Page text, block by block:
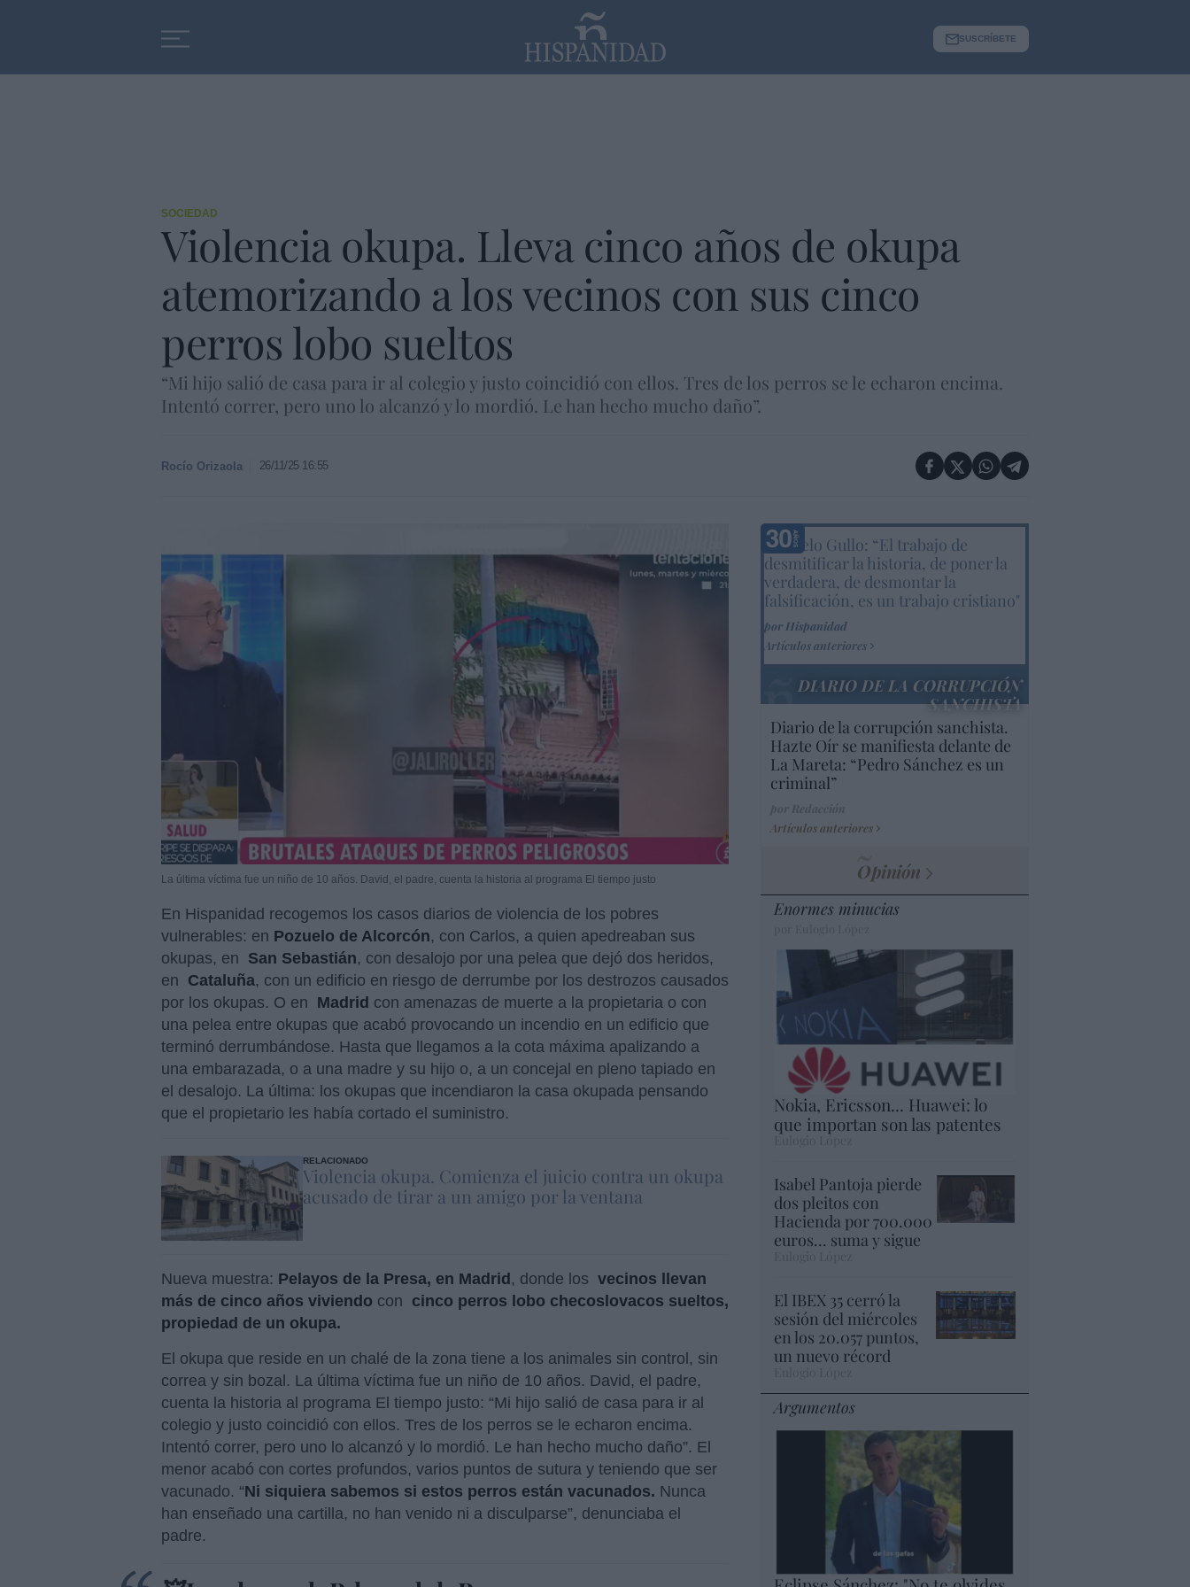
SUSCRÍBETE
SOCIEDAD
Violencia okupa. Lleva cinco años de okupa
atemorizando a los vecinos con sus cinco
perros lobo sueltos
“Mi hijo salió de casa para ir al colegio y justo coincidió con ellos. Tres de los perros se le echaron encima.
Intentó correr, pero uno lo alcanzó y lo mordió. Le han hecho mucho daño”.
Rocío Orizaola 26/11/25 16:55
La última víctima fue un niño de 10 años. David, el padre, cuenta la historia al programa El tiempo justo
En Hispanidad recogemos los casos diarios de violencia de los pobres
vulnerables: en Pozuelo de Alcorcón, con Carlos, a quien apedreaban sus
okupas, en San Sebastián, con desalojo por una pelea que dejó dos heridos,
en Cataluña, con un edificio en riesgo de derrumbe por los destrozos causados
por los okupas. O en Madrid con amenazas de muerte a la propietaria o con
una pelea entre okupas que acabó provocando un incendio en un edificio que
terminó derrumbándose. Hasta que llegamos a la cota máxima apalizando a
una embarazada, o a una madre y su hijo o, a un concejal en pleno tapiado en
el desalojo. La última: los okupas que incendiaron la casa okupada pensando
que el propietario les había cortado el suministro.
RELACIONADO
Violencia okupa. Comienza el juicio contra un okupa
acusado de tirar a un amigo por la ventana
Nueva muestra: Pelayos de la Presa, en Madrid, donde los vecinos llevan
más de cinco años viviendo con cinco perros lobo checoslovacos sueltos,
propiedad de un okupa.
El okupa que reside en un chalé de la zona tiene a los animales sin control, sin
correa y sin bozal. La última víctima fue un niño de 10 años. David, el padre,
cuenta la historia al programa El tiempo justo: “Mi hijo salió de casa para ir al
colegio y justo coincidió con ellos. Tres de los perros se le echaron encima.
Intentó correr, pero uno lo alcanzó y lo mordió. Le han hecho mucho daño”. El
menor acabó con cortes profundos, varios puntos de sutura y teniendo que ser
vacunado. “Ni siquiera sabemos si estos perros están vacunados. Nunca
han enseñado una cartilla, no han venido ni a disculparse”, denunciaba el
padre.
Marcelo Gullo: “El trabajo de
desmitificar la historia, de poner la
verdadera, de desmontar la
falsificación, es un trabajo cristiano"
por Hispanidad
Artículos anteriores
DIARIO DE LA CORRUPCIÓN
SANCHISTA
Diario de la corrupción sanchista.
Hazte Oír se manifiesta delante de
La Mareta: “Pedro Sánchez es un
criminal”
Artículos anteriores
Opinión
Enormes minucias
Nokia, Ericsson... Huawei: lo
que importan son las patentes
Eulogio López
Isabel Pantoja pierde
dos pleitos con
Hacienda por 700.000
euros... suma y sigue
El IBEX 35 cerró la
sesión del miércoles
en los 20.057 puntos,
un nuevo récord
Argumentos